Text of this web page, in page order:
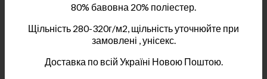
80% бавовна 20% поліестер.
Щільність 280-320г/м2, щільність уточнюйте при
замовлені , унісекс.
Доставка по всій Україні Новою Поштою.